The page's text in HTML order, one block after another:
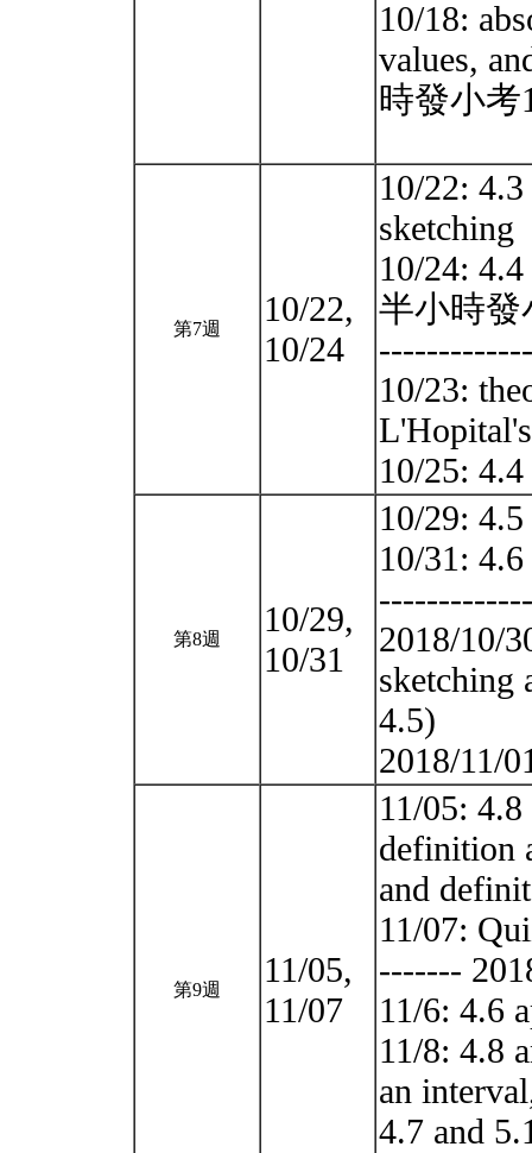
10/18:
values,
時發小考
第7週
10/22,
10/24
10/22:
sketching
10/24:
半小時發
10/23:
10/25:
第8週
10/29,
10/31
10/29:
10/31:
2018/10/
sketching
4.5)
2018/11/
第9週
11/05,
11/07
11/05:
definition
and
11/07:
-------
11/6: 4.6
11/8: 4.8
an
4.7 and